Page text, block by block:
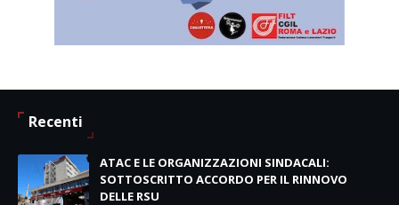
Recenti
ATAC E LE ORGANIZZAZIONI SINDACALI:
SOTTOSCRITTO ACCORDO PER IL RINNOVO
DELLE RSU